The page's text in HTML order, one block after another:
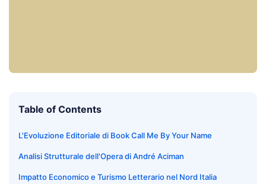
Table of Contents
L'Evoluzione Editoriale di Book Call Me By Your Name
Analisi Strutturale dell'Opera di André Aciman
Impatto Economico e Turismo Letterario nel Nord Italia